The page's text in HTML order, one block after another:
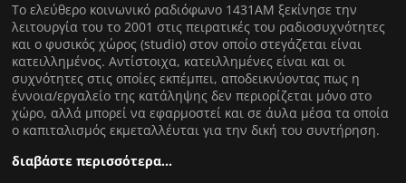
Tο ελεύθερο κοινωνικό ραδιόφωνο 1431AM ξεκίνησε την
λειτουργία του το 2001 στις πειρατικές του ραδιοσυχνότητες
και ο φυσικός χώρος (studio) στον οποίο στεγάζεται είναι
κατειλλημένος. Αντίστοιχα, κατειλλημένες είναι και οι
συχνότητες στις οποίες εκπέμπει, αποδεικνύοντας πως η
έννοια/εργαλείο της κατάληψης δεν περιορίζεται μόνο στο
χώρο, αλλά μπορεί να εφαρμοστεί και σε άυλα μέσα τα οποία
ο καπιταλισμός εκμεταλλέυται για την δική του συντήρηση.
διαβάστε περισσότερα…